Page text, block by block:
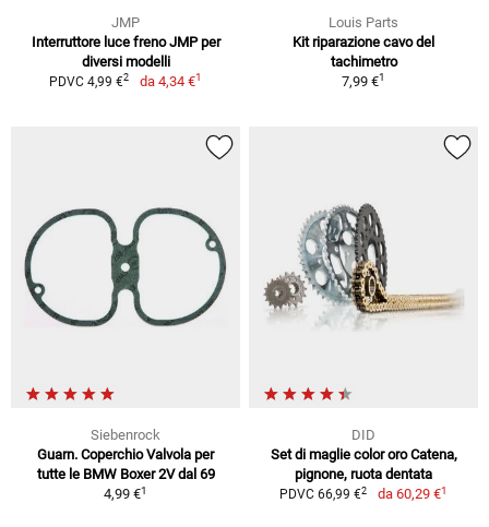
JMP
Interruttore luce freno JMP per
diversi modelli
PDVC 4,99 €2 da 4,34 €1
Louis Parts
Kit riparazione cavo del
tachimetro
7,99 €1
Siebenrock
Guarn. Coperchio Valvola per
tutte le BMW Boxer 2V dal 69
4,99 €1
DID
Set di maglie color oro Catena,
pignone, ruota dentata
PDVC 66,99 €2 da 60,29 €1